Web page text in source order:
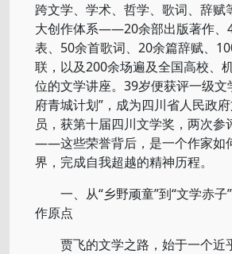
跨文学、学术、哲学、歌词、辞赋
大创作体系——20余部出版著作、
表、50余首歌词、20余篇辞赋、
联，以及200余场遍及全国高校、
位的文学讲座。39岁便获评一级文
府青城计划”，成为四川省人民政
员，获第十届四川文学奖，两次参
——这些荣誉背后，是一个作家如
界，完成自我超越的精神历程。
一、从“乡野顽童”到“文学赤子
作原点
贾飞的文学之路，始于一个近乎